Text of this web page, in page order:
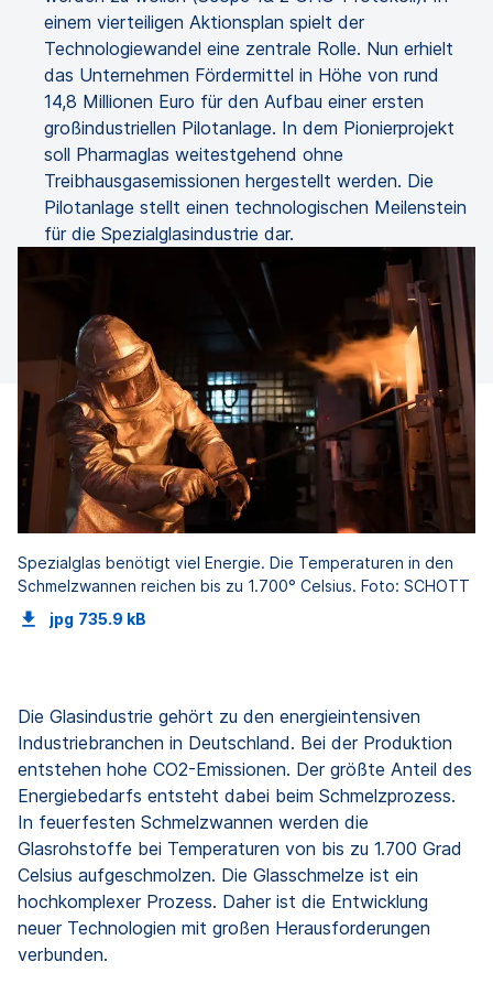
einem vierteiligen Aktionsplan spielt der
Technologiewandel eine zentrale Rolle. Nun erhielt
das Unternehmen Fördermittel in Höhe von rund
14,8 Millionen Euro für den Aufbau einer ersten
großindustriellen Pilotanlage. In dem Pionierprojekt
soll Pharmaglas weitestgehend ohne
Treibhausgasemissionen hergestellt werden. Die
Pilotanlage stellt einen technologischen Meilenstein
für die Spezialglasindustrie dar.
Spezialglas benötigt viel Energie. Die Temperaturen in den
Schmelzwannen reichen bis zu 1.700° Celsius. Foto: SCHOTT
jpg 735.9 kB
Die Glasindustrie gehört zu den energieintensiven
Industriebranchen in Deutschland. Bei der Produktion
entstehen hohe CO2-Emissionen. Der größte Anteil des
Energiebedarfs entsteht dabei beim Schmelzprozess.
In feuerfesten Schmelzwannen werden die
Glasrohstoffe bei Temperaturen von bis zu 1.700 Grad
Celsius aufgeschmolzen. Die Glasschmelze ist ein
hochkomplexer Prozess. Daher ist die Entwicklung
neuer Technologien mit großen Herausforderungen
verbunden.